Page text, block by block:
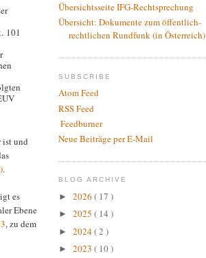
101
ist und
.
es
Ebene
, zu dem
Übersichtsseite IFG-Rechtsprechung
Übersicht: Dokumente zum öffentlich-
rechtlichen Rundfunk (in Österreich)
SUBSCRIBE
Atom Feed
RSS Feed
Feedburner
Neue Beiträge per E-Mail
BLOG ARCHIVE
► 2026 ( 17 )
► 2025 ( 14 )
► 2024( 2 )
► 2023 ( 10 )